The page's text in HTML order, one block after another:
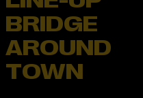
BRIDGE
AROUND
TOWN